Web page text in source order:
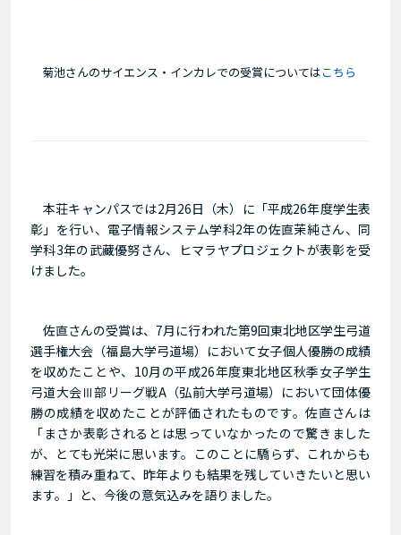
菊池さんのサイエンス・インカレでの受賞についてはこちら
本荘キャンパスでは2月26日（木）に「平成26年度学生表
彰」を行い、電子情報システム学科2年の佐直茉純さん、同
学科3年の武藏優努さん、ヒマラヤプロジェクトが表彰を受
けました。
佐直さんの受賞は、7月に行われた第9回東北地区学生弓道
選手権大会（福島大学弓道場）において女子個人優勝の成績
を収めたことや、10月の平成26年度東北地区秋季女子学生
弓道大会Ⅲ部リーグ戦A（弘前大学弓道場）において団体優
勝の成績を収めたことが評価されたものです。佐直さんは
「まさか表彰されるとは思っていなかったので驚きました
が、とても光栄に思います。このことに驕らず、これからも
練習を積み重ねて、昨年よりも結果を残していきたいと思い
ます。」と、今後の意気込みを語りました。